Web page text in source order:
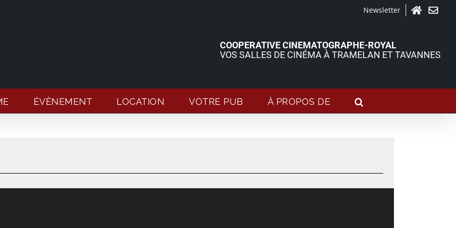
Newsletter
COOPERATIVE CINEMATOGRAPHE-ROYAL
VOS SALLES DE CINÉMA À TRAMELAN ET TAVANNES
ÉVÈNEMENT LOCATION VOTRE PUB À PROPOS DE